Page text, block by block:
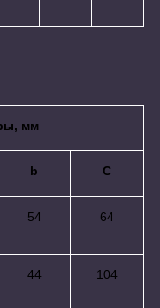
мм
b C
54 64
44 104